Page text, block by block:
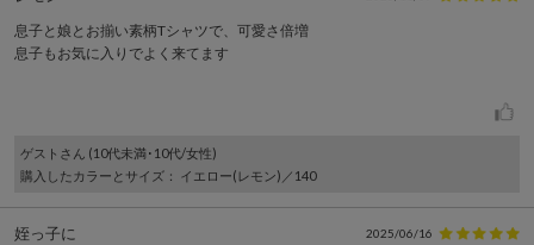
息子と娘とお揃い素柄Tシャツで、可愛さ倍増
息子もお気に入りでよく来てます
ゲスト さん (10代未満･10代/女性)
購入したカラーとサイズ ： イエロー(レモン)／140
姪っ子に 2025/06/16